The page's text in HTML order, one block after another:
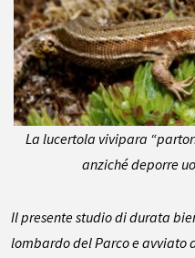
La lucertola vivipara
anziché deporre
Il presente studio di durata
lombardo del Parco e avviato